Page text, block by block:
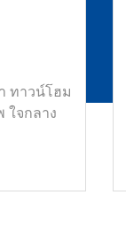
ทาวน์โฮม
จกลาง